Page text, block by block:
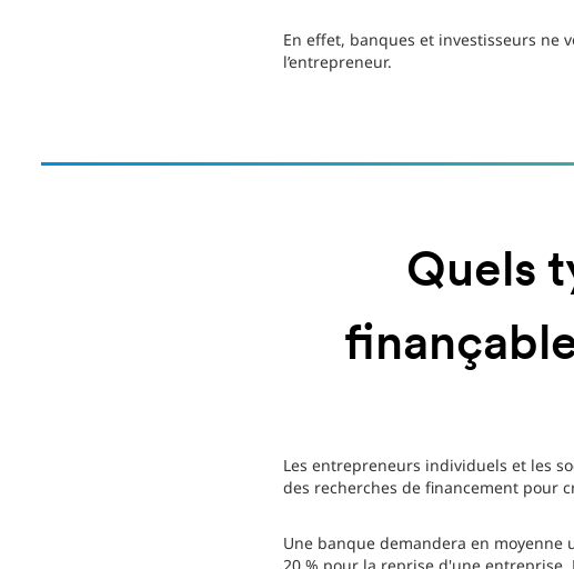
En effet, banques et investisseurs ne
l’entrepreneur.
Quels
Les entrepreneurs individuels et les
des recherches de financement pour
Une banque demandera en